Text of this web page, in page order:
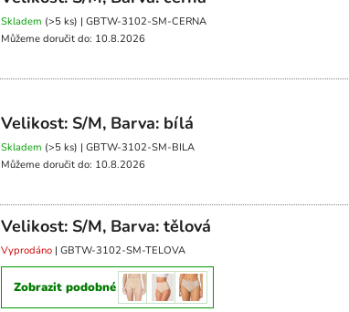
Skladem (>5 ks) | GBTW-3102-SM-CERNA
Můžeme doručit do: 10.8.2026
Velikost: S/M, Barva: bílá
Skladem (>5 ks) | GBTW-3102-SM-BILA
Můžeme doručit do: 10.8.2026
Velikost: S/M, Barva: tělová
Vyprodáno | GBTW-3102-SM-TELOVA
Zobrazit podobné